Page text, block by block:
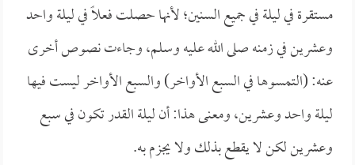
مستقرة في ليلة في جميع السنين؛ لأنها حصلت فعلاً في ليلة واحد
وعشرين في زمنه صلى الله عليه وسلم، وجاءت نصوص أخرى
عنه: (التمسوها في السبع الأواخر) والسبع الأواخر ليست فيها
ليلة واحد وعشرين، ومعنى هذا: أن ليلة القدر تكون في سبع
وعشرين لكن لا يقطع بذلك ولا يجزم به.